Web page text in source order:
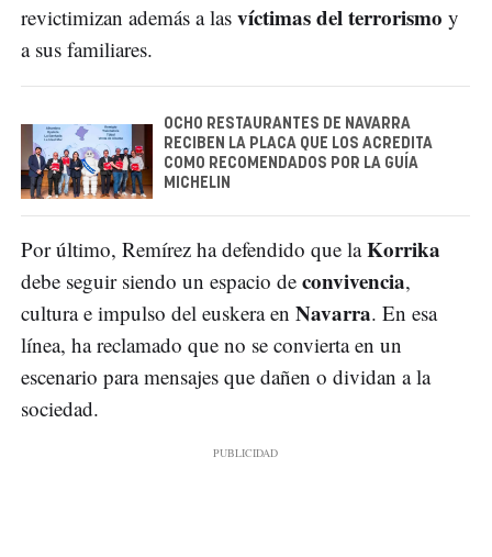
revictimizan además a las víctimas del terrorismo y
a sus familiares.
OCHO RESTAURANTES DE NAVARRA
RECIBEN LA PLACA QUE LOS ACREDITA
COMO RECOMENDADOS POR LA GUÍA
MICHELIN
Por último, Remírez ha defendido que laKorrika
debe seguir siendo un espacio de convivencia,
cultura e impulso del euskera en Navarra. En esa
línea, ha reclamado que no se convierta en un
escenario para mensajes que dañen o dividan a la
sociedad.